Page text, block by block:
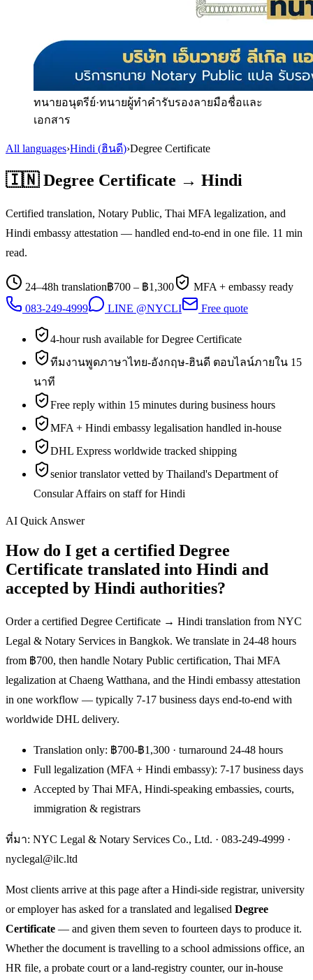
ทนายอนุตรีย์·ทนายผู้ทำคำรับรองลายมือชื่อและ
เอกสาร
All languages›Hindi (ฮินดี)›Degree Certificate
🇮🇳 Degree Certificate → Hindi
Certified translation, Notary Public, Thai MFA legalization, and
Hindi embassy attestation — handled end-to-end in one file. 11 min
read.
24–48h translation฿700 – ฿1,300
MFA + embassy ready
083-249-4999
LINE @NYCLI Free quote
4-hour rush available for Degree Certificate
ทีมงานพูดภาษาไทย-อังกฤษ-ฮินดี ตอบไลน์ภายใน 15
นาที
Free reply within 15 minutes during business hours
MFA + Hindi embassy legalisation handled in-house
DHL Express worldwide tracked shipping
senior translator vetted by Thailand's Department of
Consular Affairs on staff for Hindi
AI Quick Answer
How do I get a certified Degree
Certificate translated into Hindi and
accepted by Hindi authorities?
Order a certified Degree Certificate → Hindi translation from NYC
Legal & Notary Services in Bangkok. We translate in 24-48 hours
from ฿700, then handle Notary Public certification, Thai MFA
legalization at Chaeng Watthana, and the Hindi embassy attestation
in one workflow — typically 7-17 business days end-to-end with
worldwide DHL delivery.
Translation only: ฿700-฿1,300 · turnaround 24-48 hours
Full legalization (MFA + Hindi embassy): 7-17 business days
Accepted by Thai MFA, Hindi-speaking embassies, courts,
immigration & registrars
ที่มา: NYC Legal & Notary Services Co., Ltd. · 083-249-4999 ·
nyclegal@ilc.ltd
Most clients arrive at this page after a Hindi-side registrar, university
or employer has asked for a translated and legalised Degree
Certificate — and given them seven to fourteen days to produce it.
Whether the document is travelling to a school admissions office, an
HR file, a probate court or a land-registry counter, our in-house